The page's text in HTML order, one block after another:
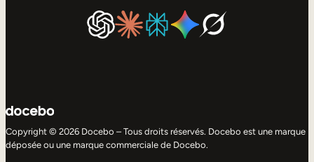
Copyright © 2026 Docebo – Tous droits réservés. Docebo est une marque
déposée ou une marque commerciale de Docebo.